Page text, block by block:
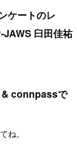
ケートのレ
臼田佳祐
& connpassで
ね。